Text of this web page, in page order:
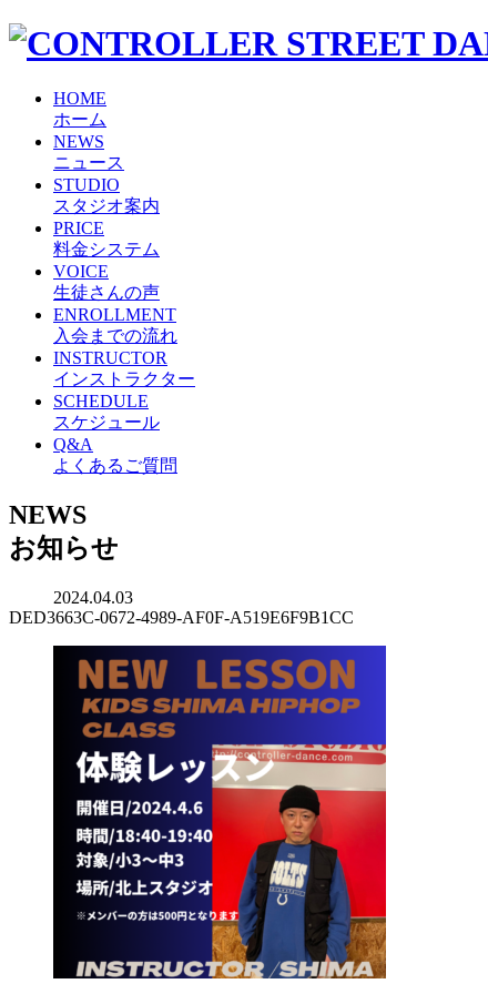
HOME
ホーム
NEWS
ニュース
STUDIO
スタジオ案内
PRICE
料金システム
VOICE
生徒さんの声
ENROLLMENT
入会までの流れ
INSTRUCTOR
インストラクター
SCHEDULE
スケジュール
Q&A
よくあるご質問
NEWS
お知らせ
2024.04.03
DED3663C-0672-4989-AF0F-A519E6F9B1CC